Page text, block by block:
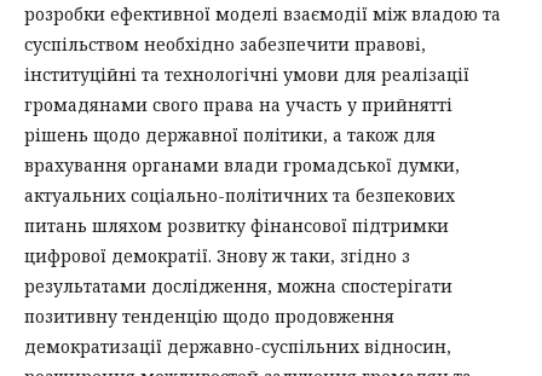
розробки ефективної моделі взаємодії між владою та
суспільством необхідно забезпечити правові,
інституційні та технологічні умови для реалізації
громадянами свого права на участь у прийнятті
рішень щодо державної політики, а також для
врахування органами влади громадської думки,
актуальних соціально-політичних та безпекових
питань шляхом розвитку фінансової підтримки
цифрової демократії. Знову ж таки, згідно з
результатами дослідження, можна спостерігати
позитивну тенденцію щодо продовження
демократизації державно-суспільних відносин,